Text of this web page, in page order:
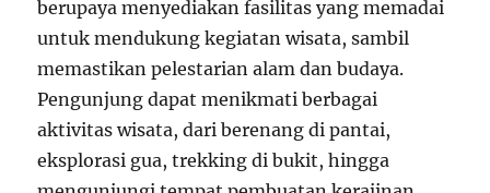
berupaya menyediakan fasilitas yang memadai
untuk mendukung kegiatan wisata, sambil
memastikan pelestarian alam dan budaya.
Pengunjung dapat menikmati berbagai
aktivitas wisata, dari berenang di pantai,
eksplorasi gua, trekking di bukit, hingga